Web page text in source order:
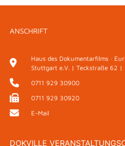
ANSCHRIFT
Haus des Dokumentarfilms ·
Stuttgart e.V. | Teckstraße 62 |
0711 929 30900
0711 929 30920
E-Mail
DOKVILLE